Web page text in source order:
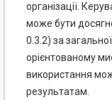
організації.
може бути
0.3.2) за
орієнтованому
використання
результатам.